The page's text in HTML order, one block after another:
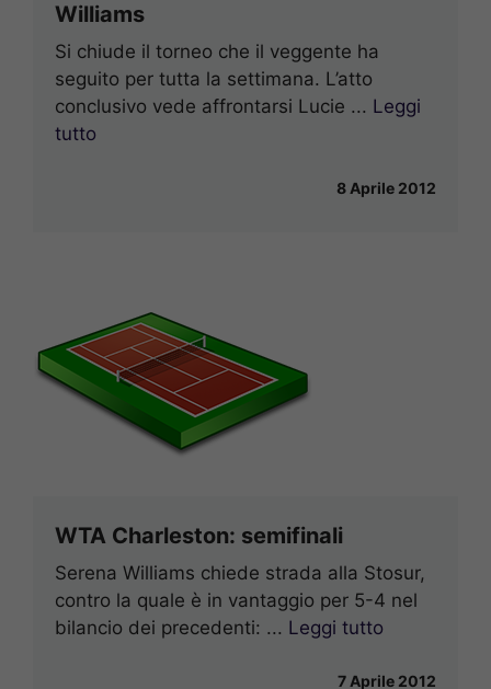
Williams
Si chiude il torneo che il veggente ha
seguito per tutta la settimana. L’atto
conclusivo vede affrontarsi Lucie ... Leggi
tutto
8 Aprile 2012
WTA Charleston: semifinali
Serena Williams chiede strada alla Stosur,
contro la quale è in vantaggio per 5-4 nel
bilancio dei precedenti: ... Leggi tutto
7 Aprile 2012